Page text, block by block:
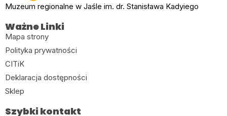
Muzeum regionalne w Jaśle im. dr. Stanisława Kadyiego
Ważne Linki
Mapa strony
Polityka prywatności
CITiK
Deklaracja dostępności
Sklep
Szybki kontakt